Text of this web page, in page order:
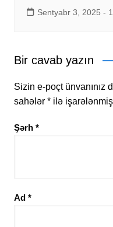
Sentyabr 3, 2025 -
Bir cavab yazın
Sizin e-poçt ünvanınız
sahələr *ilə
Şərh *
Ad *